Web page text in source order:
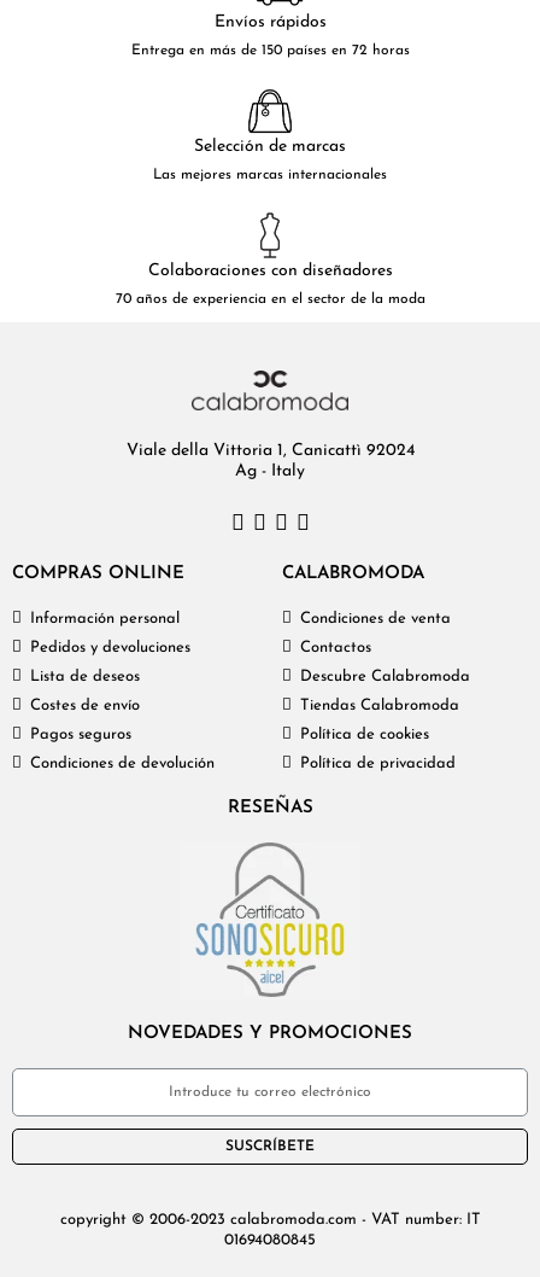
Envíos rápidos
Entrega en más de 150 países en 72 horas
Selección de marcas
Las mejores marcas internacionales
Colaboraciones con diseñadores
70 años de experiencia en el sector de la moda
Viale della Vittoria 1, Canicattì 92024
Ag - Italy
COMPRAS ONLINE
Información personal
Pedidos y devoluciones
Lista de deseos
Costes de envío
Pagos seguros
Condiciones de devolución
CALABROMODA
Condiciones de venta
Contactos
Descubre Calabromoda
Tiendas Calabromoda
Política de cookies
Política de privacidad
RESEÑAS
NOVEDADES Y PROMOCIONES
SUSCRÍBETE
copyright © 2006-2023 calabromoda.com - VAT number: IT
01694080845